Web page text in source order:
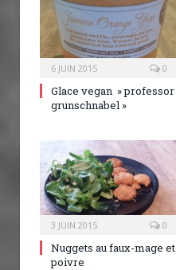
6 JUIN 2015 0
Glace vegan » professor
grunschnabel »
3 JUIN 2015 0
Nuggets au faux-mage et
poivre